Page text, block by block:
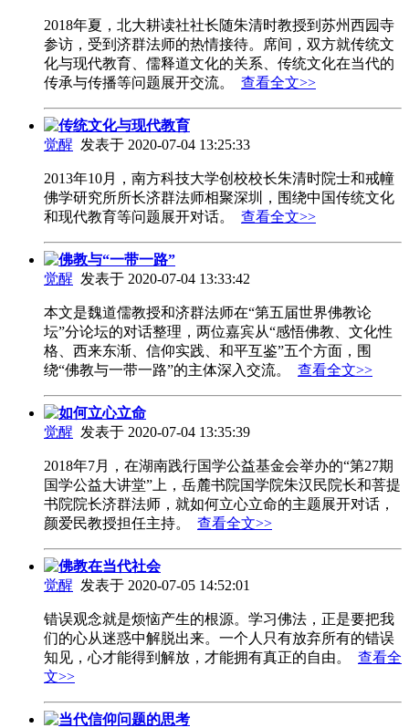
2018年夏，北大耕读社社长随朱清时教授到苏州西园寺
参访，受到济群法师的热情接待。席间，双方就传统文
化与现代教育、儒释道文化的关系、传统文化在当代的
传承与传播等问题展开交流。 查看全文>>
传统文化与现代教育
觉醒 发表于 2020-07-04 13:25:33
2013年10月，南方科技大学创校校长朱清时院士和戒幢
佛学研究所所长济群法师相聚深圳，围绕中国传统文化
和现代教育等问题展开对话。 查看全文>>
佛教与“一带一路”
觉醒 发表于 2020-07-04 13:33:42
本文是魏道儒教授和济群法师在“第五届世界佛教论
坛”分论坛的对话整理，两位嘉宾从“感悟佛教、文化性
格、西来东渐、信仰实践、和平互鉴”五个方面，围
绕“佛教与一带一路”的主体深入交流。 查看全文>>
如何立心立命
觉醒 发表于 2020-07-04 13:35:39
2018年7月，在湖南践行国学公益基金会举办的“第27期
国学公益大讲堂”上，岳麓书院国学院朱汉民院长和菩提
书院院长济群法师，就如何立心立命的主题展开对话，
颜爱民教授担任主持。 查看全文>>
佛教在当代社会
觉醒 发表于 2020-07-05 14:52:01
错误观念就是烦恼产生的根源。学习佛法，正是要把我
们的心从迷惑中解脱出来。一个人只有放弃所有的错误
知见，心才能得到解放，才能拥有真正的自由。 查看全
文>>
当代信仰问题的思考